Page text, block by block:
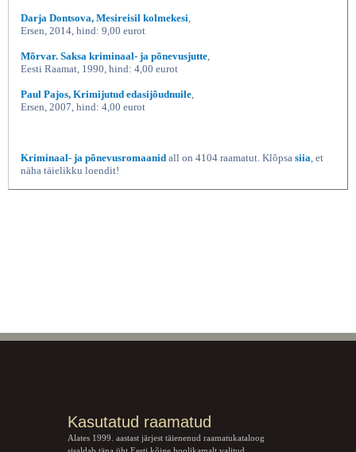
Darja Dontsova, Mesireisil kolmekesi
Ersen, 2014, hind: 9,00 eurot
Mõrvar. Saksa kriminaal- ja põnevusjutte
Eesti Raamat, 1990, hind: 4,00 eurot
Paul Pajos, Krimijutud edasijõudnuile
Ersen, 2007, hind: 4,00 eurot
Kriminaal- ja põnevusromaanid all on 4104 raamatut. Klõpsa siia , et
näha täielikku loendit!
Kasutatud raamatud
Alates 1999. aastast järjest täienenud raamatukataloog
sisaldab täna üht Eesti kõige hoolikamalt valitud,